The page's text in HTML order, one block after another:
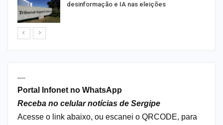
desinformação e IA nas eleições
----
Portal Infonet no WhatsApp
Receba no celular notícias de Sergipe
Acesse o link abaixo, ou escanei o QRCODE, para